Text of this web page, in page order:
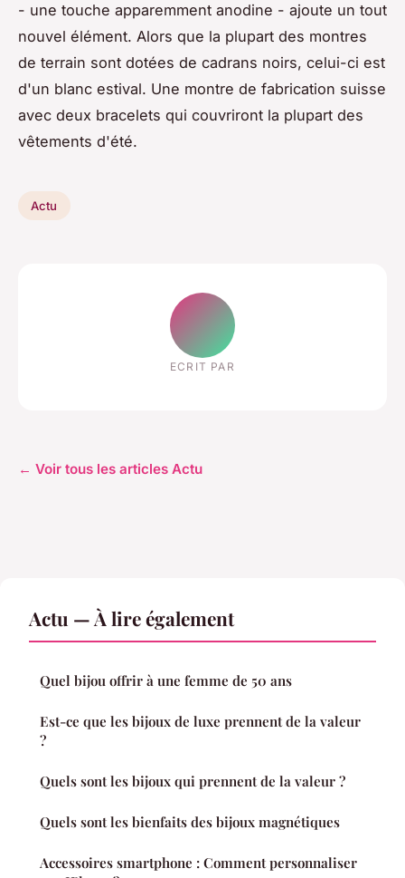
- une touche apparemment anodine - ajoute un tout
nouvel élément. Alors que la plupart des montres
de terrain sont dotées de cadrans noirs, celui-ci est
d'un blanc estival. Une montre de fabrication suisse
avec deux bracelets qui couvriront la plupart des
vêtements d'été.
Actu
ECRIT PAR
← Voir tous les articles Actu
Actu — À lire également
Quel bijou offrir à une femme de 50 ans
Est-ce que les bijoux de luxe prennent de la valeur
?
Quels sont les bijoux qui prennent de la valeur ?
Quels sont les bienfaits des bijoux magnétiques
Accessoires smartphone : Comment personnaliser